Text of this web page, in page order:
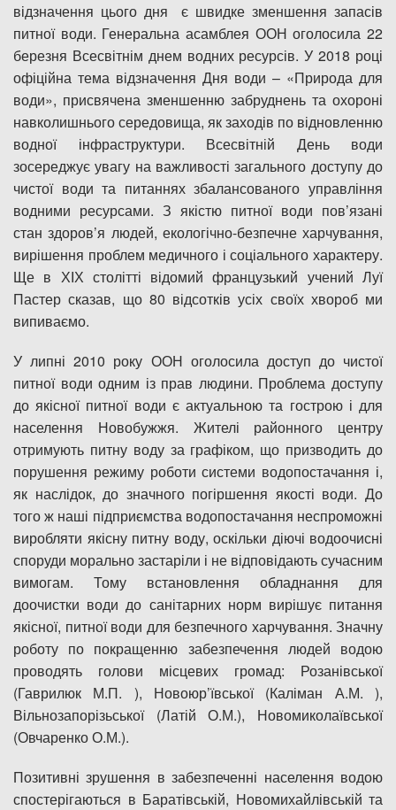
відзначення цього дня є швидке зменшення запасів
питної води. Генеральна асамблея ООН оголосила 22
березня Всесвітнім днем водних ресурсів. У 2018 році
офіційна тема відзначення Дня води – «Природа для
води», присвячена зменшенню забруднень та охороні
навколишнього середовища, як заходів по відновленню
водної інфраструктури. Всесвітній День води
зосереджує увагу на важливості загального доступу до
чистої води та питаннях збалансованого управління
водними ресурсами. З якістю питної води пов’язані
стан здоров’я людей, екологічно-безпечне харчування,
вирішення проблем медичного і соціального характеру.
Ще в ХІХ столітті відомий французький учений Луї
Пастер сказав, що 80 відсотків усіх своїх хвороб ми
випиваємо.
У липні 2010 року ООН оголосила доступ до чистої
питної води одним із прав людини. Проблема доступу
до якісної питної води є актуальною та гострою і для
населення Новобужжя. Жителі районного центру
отримують питну воду за графіком, що призводить до
порушення режиму роботи системи водопостачання і,
як наслідок, до значного погіршення якості води. До
того ж наші підприємства водопостачання неспроможні
виробляти якісну питну воду, оскільки діючі водоочисні
споруди морально застаріли і не відповідають сучасним
вимогам. Тому встановлення обладнання для
доочистки води до санітарних норм вирішує питання
якісної, питної води для безпечного харчування. Значну
роботу по покращенню забезпечення людей водою
проводять голови місцевих громад: Розанівської
(Гаврилюк М.П. ), Новоюр’ївської (Каліман А.М. ),
Вільнозапорізьської (Латій О.М.), Новомиколаївської
(Овчаренко О.М.).
Позитивні зрушення в забезпеченні населення водою
спостерігаються в Баратівській, Новомихайлівській та